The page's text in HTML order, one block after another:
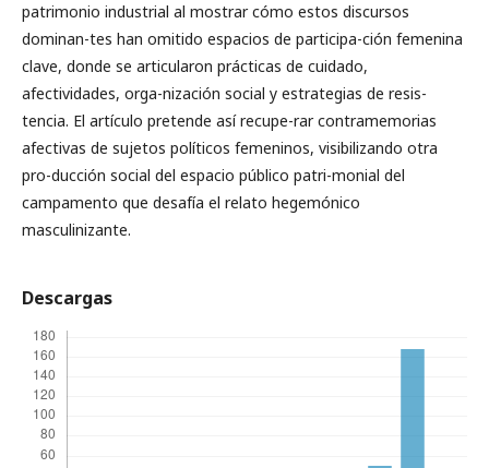
patrimonio industrial al mostrar cómo estos discursos
dominan-tes han omitido espacios de participa-ción femenina
clave, donde se articularon prácticas de cuidado,
afectividades, orga-nización social y estrategias de resis-
tencia. El artículo pretende así recupe-rar contramemorias
afectivas de sujetos políticos femeninos, visibilizando otra
pro-ducción social del espacio público patri-monial del
campamento que desafía el relato hegemónico
masculinizante.
Descargas